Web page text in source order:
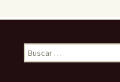
Buscar: